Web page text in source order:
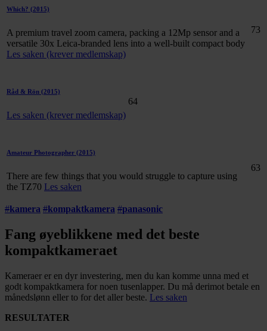
Which? (2015)
A premium travel zoom camera, packing a 12Mp sensor and a
versatile 30x Leica-branded lens into a well-built compact body
Les saken (krever medlemskap)
73
Råd & Rön (2015)
Les saken (krever medlemskap)
64
Amateur Photographer (2015)
There are few things that you would struggle to capture using
the TZ70 Les saken
63
#kamera #kompaktkamera #panasonic
Fang øyeblikkene med det beste
kompaktkameraet
Kameraer er en dyr investering, men du kan komme unna med et
godt kompaktkamera for noen tusenlapper. Du må derimot betale en
månedslønn eller to for det aller beste. Les saken
RESULTATER